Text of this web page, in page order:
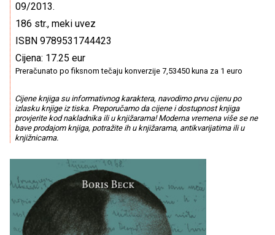
09/2013.
186 str., meki uvez
ISBN 9789531744423
Cijena: 17.25 eur
Preračunato po fiksnom tečaju konverzije 7,53450 kuna za 1 euro
Cijene knjiga su informativnog karaktera, navodimo prvu cijenu po
izlasku knjige iz tiska. Preporučamo da cijene i dostupnost knjiga
provjerite kod nakladnika ili u knjižarama! Moderna vremena više se ne
bave prodajom knjiga, potražite ih u knjižarama, antikvarijatima ili u
knjižnicama.